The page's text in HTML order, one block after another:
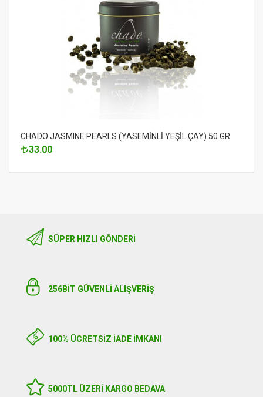
CHADO JASMINE PEARLS (YASEMİNLİ YEŞİL ÇAY) 50 GR
33.00
SÜPER HIZLI GÖNDERI
256BIT GÜVENLİ ALIŞVERİŞ
100% ÜCRETSİZ İADE İMKANI
5000TL ÜZERI KARGO BEDAVA